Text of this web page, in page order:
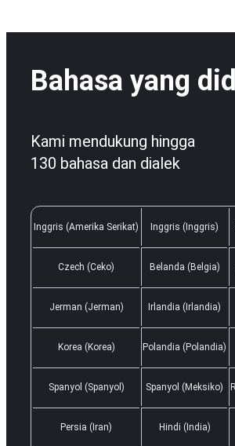
Bahasa yang
Kami mendukung hingga
130 bahasa dan dialek
Inggris (Amerika Serikat) Inggris (Inggris)
Czech (Ceko) Belanda (Belgia)
Jerman (Jerman) Irlandia (Irlandia)
Korea (Korea) Polandia (Polandia)
Spanyol (Spanyol) Spanyol (Meksiko)
Persia (Iran) Hindi (India)